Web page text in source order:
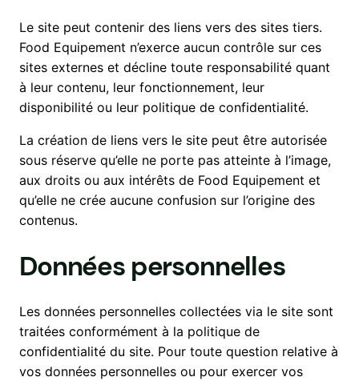
Le site peut contenir des liens vers des sites tiers.
Food Equipement n’exerce aucun contrôle sur ces
sites externes et décline toute responsabilité quant
à leur contenu, leur fonctionnement, leur
disponibilité ou leur politique de confidentialité.
La création de liens vers le site peut être autorisée
sous réserve qu’elle ne porte pas atteinte à l’image,
aux droits ou aux intérêts de Food Equipement et
qu’elle ne crée aucune confusion sur l’origine des
contenus.
Données personnelles
Les données personnelles collectées via le site sont
traitées conformément à la politique de
confidentialité du site. Pour toute question relative à
vos données personnelles ou pour exercer vos